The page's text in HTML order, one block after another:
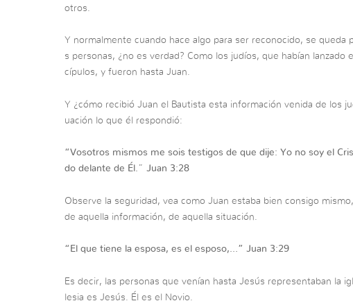
otros.
Y normalmente cuando hace algo para ser reconocido, se queda
s personas, ¿no es verdad? Como los judíos, que habían lanzado
cípulos, y fueron hasta Juan.
Y ¿cómo recibió Juan el Bautista esta información venida de los
uación lo que él respondió:
“Vosotros mismos me sois testigos de que dije: Yo no soy el
do delante de Él. ” Juan 3:28
Observe la seguridad, vea como Juan estaba bien consigo
de aquella información, de aquella situación.
“ El que tiene la esposa, es el esposo,…” Juan 3:29
Es decir, las personas que venían hasta Jesús representaban la
lesia es Jesús. Él es el Novio.